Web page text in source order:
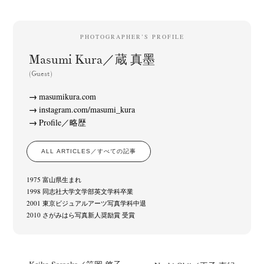
PHOTOGRAPHER’S PROFILE
Masumi Kura／蔵 真墨
(Guest)
masumikura.com
instagram.com/masumi_kura
Profile／略歴
ALL ARTICLES／すべての記事
1975 富山県生まれ
1998 同志社大学文学部英文学科卒業
2001 東京ビジュアルアーツ写真学科中退
2010 さがみはら写真新人奨励賞 受賞